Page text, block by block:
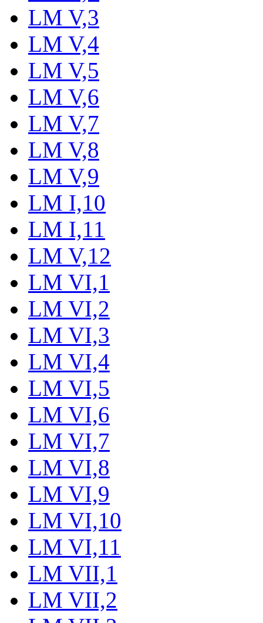
LM V,3
LM V,4
LM V,5
LM V,6
LM V,7
LM V,8
LM V,9
LM I,10
LM I,11
LM V,12
LM VI,1
LM VI,2
LM VI,3
LM VI,4
LM VI,5
LM VI,6
LM VI,7
LM VI,8
LM VI,9
LM VI,10
LM VI,11
LM VII,1
LM VII,2